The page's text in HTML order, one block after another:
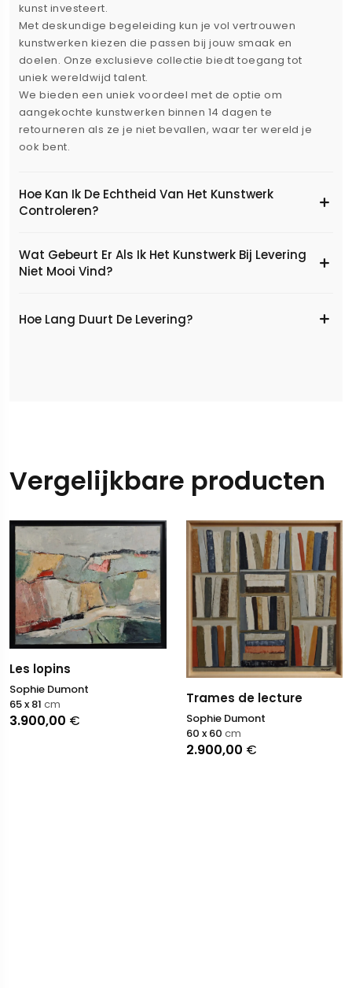
kunst investeert.
Met deskundige begeleiding kun je vol vertrouwen
kunstwerken kiezen die passen bij jouw smaak en
doelen. Onze exclusieve collectie biedt toegang tot
uniek wereldwijd talent.
We bieden een uniek voordeel met de optie om
aangekochte kunstwerken binnen 14 dagen te
retourneren als ze je niet bevallen, waar ter wereld je
ook bent.
Hoe Kan Ik De Echtheid Van Het Kunstwerk
Controleren?
Wat Gebeurt Er Als Ik Het Kunstwerk Bij Levering
Niet Mooi Vind?
Hoe Lang Duurt De Levering?
Vergelijkbare producten
Les lopins
Sophie Dumont
3.900,00 €
65 x 81 cm Trames de lecture
Sophie Dumont
2.900,00 €
60 x 60 cm